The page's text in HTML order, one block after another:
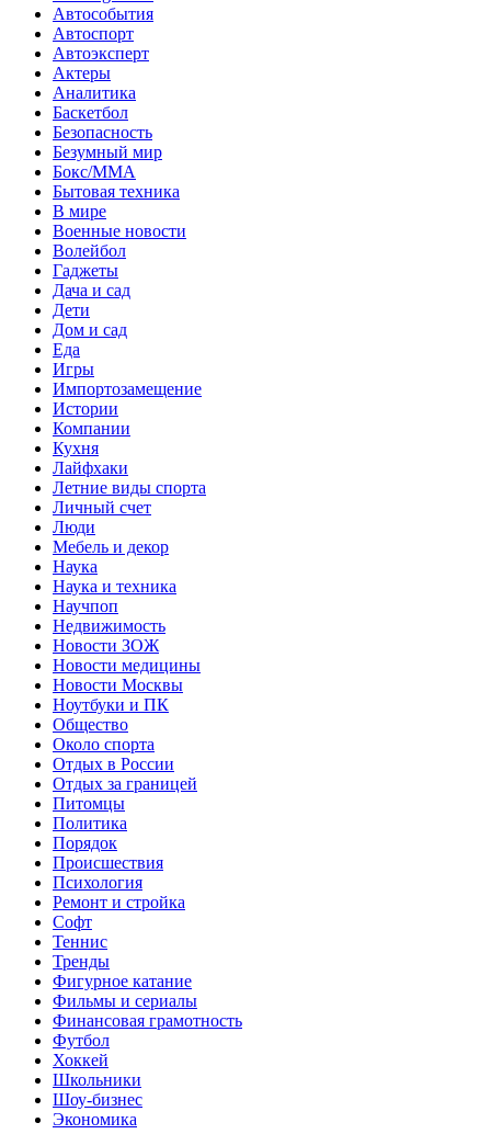
Автособытия
Автоспорт
Автоэксперт
Актеры
Аналитика
Баскетбол
Безопасность
Безумный мир
Бокс/MMA
Бытовая техника
В мире
Военные новости
Волейбол
Гаджеты
Дача и сад
Дети
Дом и сад
Еда
Игры
Импортозамещение
Истории
Компании
Кухня
Лайфхаки
Летние виды спорта
Личный счет
Люди
Мебель и декор
Наука
Наука и техника
Научпоп
Недвижимость
Новости ЗОЖ
Новости медицины
Новости Москвы
Ноутбуки и ПК
Общество
Около спорта
Отдых в России
Отдых за границей
Питомцы
Политика
Порядок
Происшествия
Психология
Ремонт и стройка
Софт
Теннис
Тренды
Фигурное катание
Фильмы и сериалы
Финансовая грамотность
Футбол
Хоккей
Школьники
Шоу-бизнес
Экономика